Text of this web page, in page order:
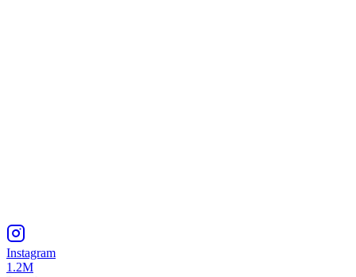
Instagram
1.2M